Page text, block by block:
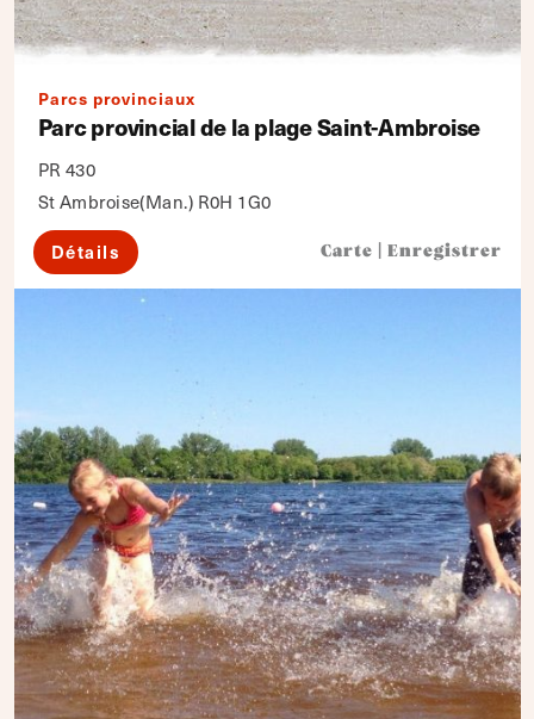
Parcs provinciaux
Parc provincial de la plage Saint-Ambroise
PR 430
St Ambroise(Man.) R0H 1G0
Détails Carte Enregistrer